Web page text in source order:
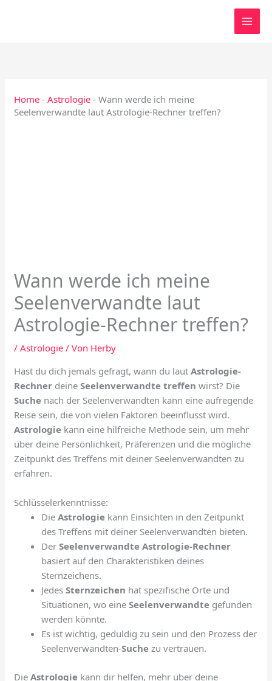
Home -Astrologie -Wann werde ich meine
Seelenverwandte laut Astrologie-Rechner treffen?
Wann werde ich meine
Seelenverwandte laut
Astrologie-Rechner treffen?
/Astrologie / Von Herby
Hast du dich jemals gefragt, wann du lautAstrologie-
Rechner deineSeelenverwandte treffen wirst? Die
Suche nach der Seelenverwandten kann eine aufregende
Reise sein, die von vielen Faktoren beeinflusst wird.
Astrologie kann eine hilfreiche Methode sein, um mehr
über deine Persönlichkeit, Präferenzen und die mögliche
Zeitpunkt des Treffens mit deiner Seelenverwandten zu
erfahren.
Schlüsselerkenntnisse:
DieAstrologie kann Einsichten in den Zeitpunkt
des Treffens mit deiner Seelenverwandten bieten.
DerSeelenverwandte Astrologie-Rechner
basiert auf den Charakteristiken deines
Sternzeichens.
JedesSternzeichen hat spezifische Orte und
Situationen, wo eineSeelenverwandte gefunden
werden könnte.
Es ist wichtig, geduldig zu sein und den Prozess der
Seelenverwandten-Suche zu vertrauen.
DieAstrologie kann dir helfen, mehr über deine